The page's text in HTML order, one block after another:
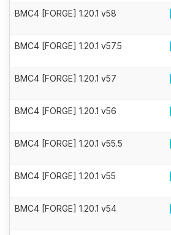
BMC4 [FORGE] 1.20.1 v58
BMC4 [FORGE] 1.20.1 v57.5
BMC4 [FORGE] 1.20.1 v57
BMC4 [FORGE] 1.20.1 v56
BMC4 [FORGE] 1.20.1 v55.5
BMC4 [FORGE] 1.20.1 v55
BMC4 [FORGE] 1.20.1 v54